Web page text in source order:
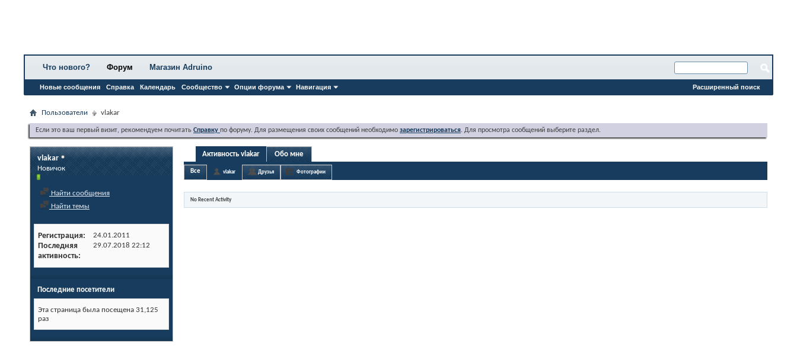
Что нового? Форум
Новые сообщения Справка Календарь Сообщество Опции форума Навигация
Магазин Adruino
Расширенный поиск
Пользователи vlakar
Если это ваш первый визит, рекомендуем почитать Справку по форуму. Для размещения своих сообщений необходимо зарегистрироваться. Для просмотра сообщений выберите раздел.
vlakar
Новичок
Найти сообщения
Найти темы
Регистрация 24.01.2011
Последняя
активность
29.07.2018 22:12
Последние посетители
Эта страница была посещена 31,125
раз
Активность vlakar Обо мне
Все vlakar Друзья Фотографии
No Recent Activity